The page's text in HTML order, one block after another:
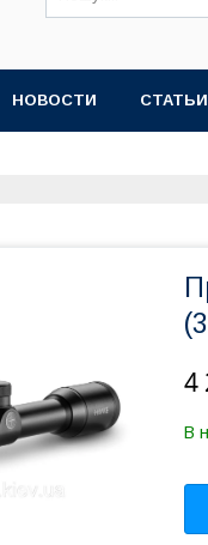
НОВОСТИ СТАТЬИ
4
В